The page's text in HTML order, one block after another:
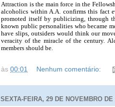
Attraction is the main force in the
alcoholics within A.A. confirms this fact
promoted itself by publicizing, through
known public personalities who became
have slips, outsiders would think our
veracity of the miracle of the century.
members should be.
às 00:01 Nenhum comentário:
SEXTA-FEIRA, 29 DE NOVEMBRO DE